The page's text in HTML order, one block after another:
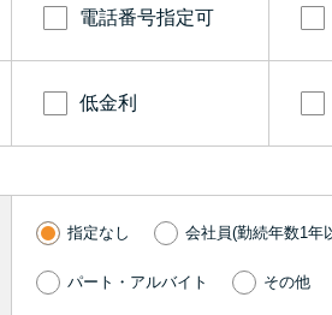
電話番号指定可
低金利
指定なし 会社員(勤続年数1年
パート・アルバイト その他